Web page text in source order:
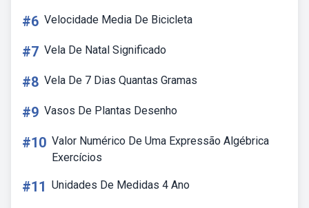
#6 Velocidade Media De Bicicleta
#7 Vela De Natal Significado
#8 Vela De 7 Dias Quantas Gramas
#9 Vasos De Plantas Desenho
#10 Valor Numérico De Uma Expressão Algébrica
Exercícios
#11 Unidades De Medidas 4 Ano